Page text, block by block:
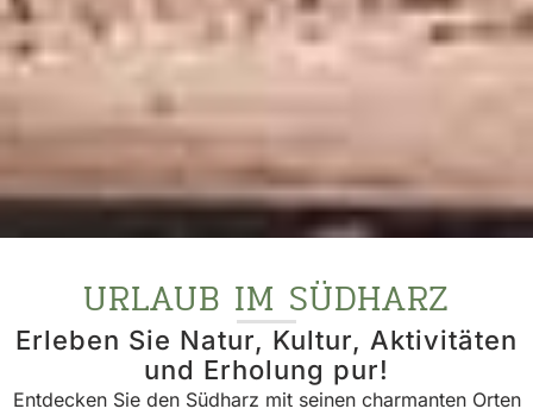
URLAUB IM SÜDHARZ
Erleben Sie Natur, Kultur, Aktivitäten
und Erholung pur!
Entdecken Sie den Südharz mit seinen charmanten Orten